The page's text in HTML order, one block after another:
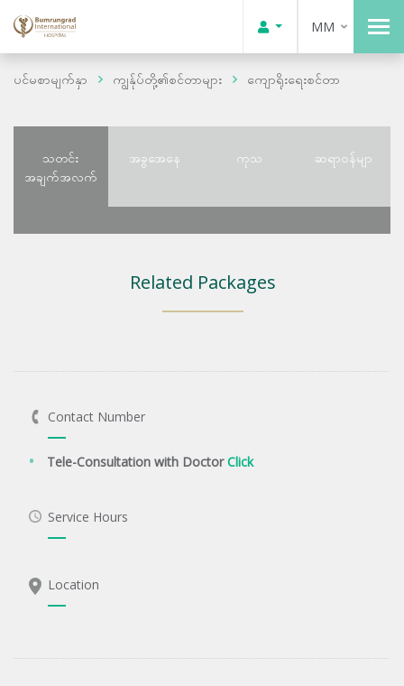
MM
ပင်မစာမျက်နှာ ကျွန်ုပ်တို့၏စင်တာများ ကျောရိုးရေးစင်တာ
သတင်း
အချက်အလက်
အခွအေနေ ကုသ ဆရာဝန်မျာ
Related Packages
Contact Number
Tele-Consultation with DoctorClick
Service Hours
Location